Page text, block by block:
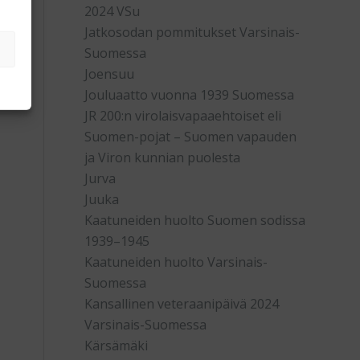
2024 VSu
Jatkosodan pommitukset Varsinais-
Suomessa
Joensuu
Jouluaatto vuonna 1939 Suomessa
JR 200:n virolaisvapaaehtoiset eli
Suomen-pojat – Suomen vapauden
ja Viron kunnian puolesta
Jurva
Juuka
Kaatuneiden huolto Suomen sodissa
1939–1945
Kaatuneiden huolto Varsinais-
Suomessa
Kansallinen veteraanipäivä 2024
Varsinais-Suomessa
Kärsämäki